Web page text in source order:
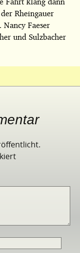
Rheingauer
Faeser
und Sulzbacher